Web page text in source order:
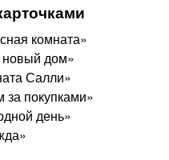
комната»
дом»
Салли»
покупками»
день»